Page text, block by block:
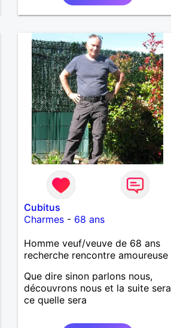
Cubitus
Charmes- 68 ans
Homme veuf/veuve de 68 ans
recherche rencontre amoureuse
Que dire sinon parlons nous,
découvrons nous et la suite sera
ce quelle sera